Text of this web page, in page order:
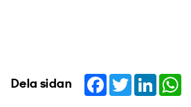
Dela sidan Facebook
TwitterLinkedIn